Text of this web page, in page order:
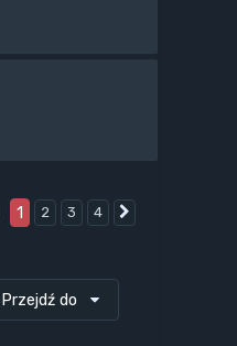
1 2 3 4
Przejdź do